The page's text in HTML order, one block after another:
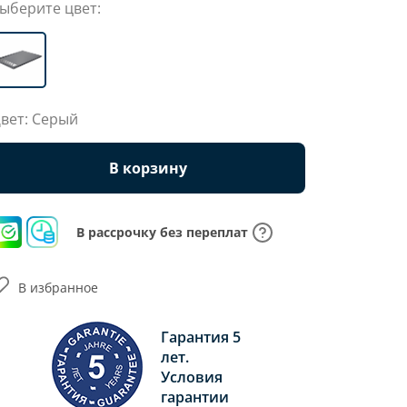
цвет:
Серый
В корзину
В рассрочку без переплат
Гарантия 5
лет.
Условия
гарантии
В избранное